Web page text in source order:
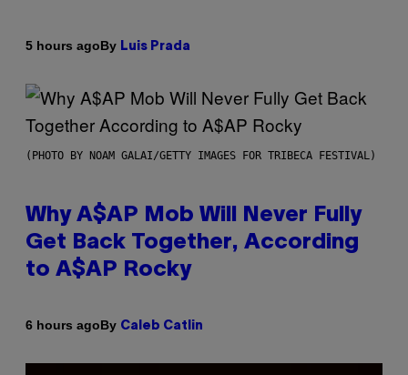
5 hours agoBy Luis Prada
(PHOTO BY NOAM GALAI/GETTY IMAGES FOR TRIBECA FESTIVAL)
Why A$AP Mob Will Never Fully
Get Back Together, According
to A$AP Rocky
6 hours agoBy Caleb Catlin